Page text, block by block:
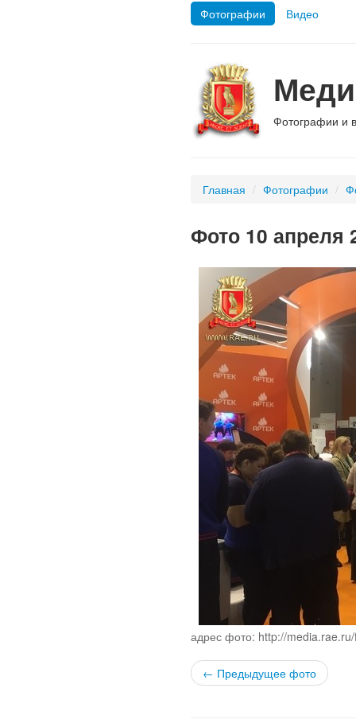
Фотографии Видео
Фотографии и
Главная / Фотографии /
Фото 10 апреля
адрес фото: http://
← Предыдущее фото